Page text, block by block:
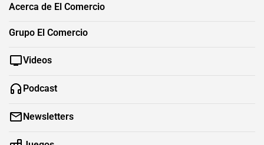
Acerca de El Comercio
Grupo El Comercio
Videos
Podcast
Newsletters